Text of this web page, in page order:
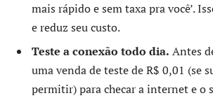
mais rápido e sem taxa pra você’.
e reduz seu custo.
Teste a conexão todo dia. Antes
uma venda de teste de R$ 0,01 (se
permitir) para checar a internet e o